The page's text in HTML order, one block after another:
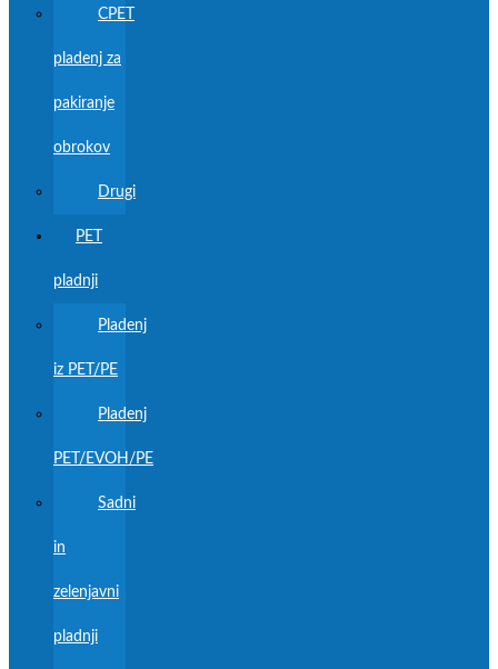
CPET
pladenj za
pakiranje
obrokov
Drugi
PET
pladnji
Pladenj
iz PET/PE
Pladenj
PET/EVOH/PE
Sadni
in
zelenjavni
pladnji